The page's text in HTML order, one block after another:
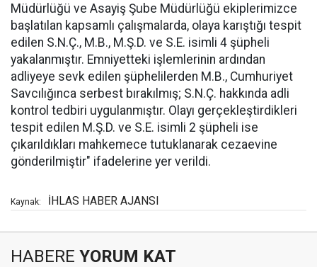
Müdürlüğü ve Asayiş Şube Müdürlüğü ekiplerimizce
başlatılan kapsamlı çalışmalarda, olaya karıştığı tespit
edilen S.N.Ç., M.B., M.Ş.D. ve S.E. isimli 4 şüpheli
yakalanmıştır. Emniyetteki işlemlerinin ardından
adliyeye sevk edilen şüphelilerden M.B., Cumhuriyet
Savcılığınca serbest bırakılmış; S.N.Ç. hakkında adli
kontrol tedbiri uygulanmıştır. Olayı gerçekleştirdikleri
tespit edilen M.Ş.D. ve S.E. isimli 2 şüpheli ise
çıkarıldıkları mahkemece tutuklanarak cezaevine
gönderilmiştir" ifadelerine yer verildi.
Kaynak: İHLAS HABER AJANSI
HABERE YORUM KAT